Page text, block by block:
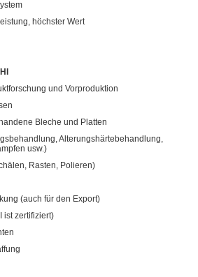
höchster Wert
und Vorproduktion
Bleche und Platten
Alterungshärtebehandlung,
usw.)
Rasten, Polieren)
(auch für den Export)
ist zertifiziert)